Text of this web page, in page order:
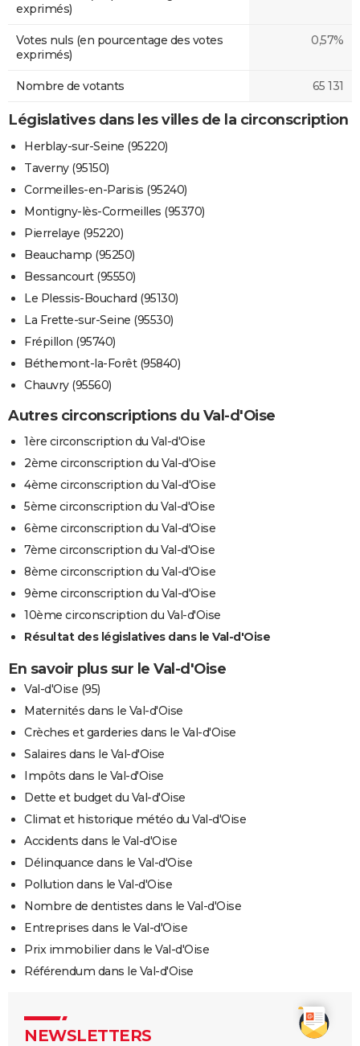
exprimés)
Votes nuls (en pourcentage des votes
exprimés)
0,57%
Nombre de votants 65 131
Législatives dans les villes de la circonscription
Herblay-sur-Seine (95220)
Taverny (95150)
Cormeilles-en-Parisis (95240)
Montigny-lès-Cormeilles (95370)
Pierrelaye (95220)
Beauchamp (95250)
Bessancourt (95550)
Le Plessis-Bouchard (95130)
La Frette-sur-Seine (95530)
Frépillon (95740)
Béthemont-la-Forêt (95840)
Chauvry (95560)
Autres circonscriptions du Val-d'Oise
1ère circonscription du Val-d'Oise
2ème circonscription du Val-d'Oise
4ème circonscription du Val-d'Oise
5ème circonscription du Val-d'Oise
6ème circonscription du Val-d'Oise
7ème circonscription du Val-d'Oise
8ème circonscription du Val-d'Oise
9ème circonscription du Val-d'Oise
10ème circonscription du Val-d'Oise
Résultat des législatives dans le Val-d'Oise
En savoir plus sur le Val-d'Oise
Val-d'Oise (95)
Maternités dans le Val-d'Oise
Crèches et garderies dans le Val-d'Oise
Salaires dans le Val-d'Oise
Impôts dans le Val-d'Oise
Dette et budget du Val-d'Oise
Climat et historique météo du Val-d'Oise
Accidents dans le Val-d'Oise
Délinquance dans le Val-d'Oise
Pollution dans le Val-d'Oise
Nombre de dentistes dans le Val-d'Oise
Entreprises dans le Val-d'Oise
Prix immobilier dans le Val-d'Oise
Référendum dans le Val-d'Oise
NEWSLETTERS